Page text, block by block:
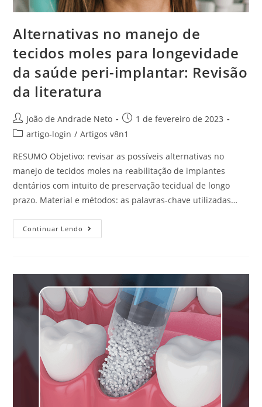
Alternativas no manejo de
tecidos moles para longevidade
da saúde peri-implantar: Revisão
da literatura
João de Andrade Neto
1 de fevereiro de 2023
artigo-login / Artigos v8n1
RESUMO Objetivo: revisar as possíveis alternativas no
manejo de tecidos moles na reabilitação de implantes
dentários com intuito de preservação tecidual de longo
prazo. Material e métodos: as palavras-chave utilizadas…
Continuar Lendo